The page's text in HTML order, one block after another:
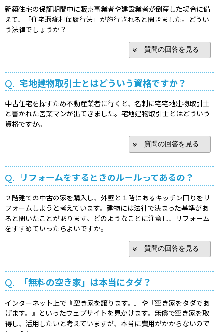
新築住宅の保証期間中に販売事業者や建設業者が倒産した場合に備
えて、「住宅瑕疵担保履行法」が施行されると聞きました。どうい
う法律でしょうか？
質問の回答を見る
Q. 宅地建物取引士とはどういう資格ですか？
中古住宅を探すため不動産業者に行くと、名刺に宅宅地建物取引士
と書かれた営業マンが出てきました。宅地建物取引士とはどういう
資格ですか。
質問の回答を見る
Q. リフォームをするときのルールってあるの？
２階建ての中古の家を購入し、外壁と１階にあるキッチン回りをリ
フォームしようと考えています。建物には法律で決まった基準があ
ると聞いたことがあります。どのようなことに注意し、リフォーム
をすすめていったらよいですか。
質問の回答を見る
Q. 「無料の空き家」は本当にタダ？
インターネット上で『空き家を譲ります。』や『空き家をタダであ
げます。』といったウェブサイトを見かけます。無償で空き家を取
得し、活用したいと考えていますが、本当に費用がかからないので